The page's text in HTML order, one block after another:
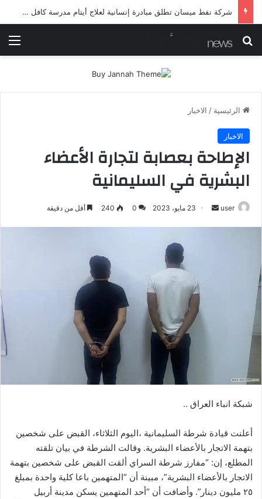
شركة نفط ميسان تطلق مبادرة إنسانية لعلاج أيتام مدرسة كافل اليتيم
بحث عن
الرئيسية / الاخبار
الاخبار
الإطاحة بعصابة لتجارة الأعضاء
البشرية في السليمانية
user
أرسل 23 مايو، 2023 0
240 أقل من دقيقة
شبكة انباء العراق ..
أعلنت قيادة شرطة السليمانية ،اليوم الثلاثاء، القبض على شخصين
بتهمة الاتجار بالأعضاء البشرية. وقالت الشرطة في بيان تلقته
المطلع، إن: “مفارز شرطة السراي ألقت القبض على شخصين بتهمة
الاتجار بالأعضاء البشرية”، مبينة أن “المتهمين باعا كلية واحدة بمبلغ
٢٥ مليون دينار”. وأضافت أن “أحد المتهمين يسكن مدينة أربيل